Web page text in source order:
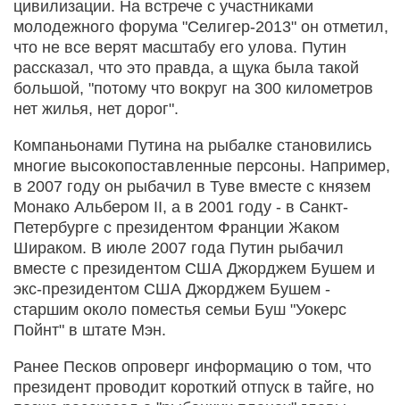
цивилизации. На встрече с участниками
молодежного форума "Селигер-2013" он отметил,
что не все верят масштабу его улова. Путин
рассказал, что это правда, а щука была такой
большой, "потому что вокруг на 300 километров
нет жилья, нет дорог".
Компаньонами Путина на рыбалке становились
многие высокопоставленные персоны. Например,
в 2007 году он рыбачил в Туве вместе с князем
Монако Альбером II, а в 2001 году - в Санкт-
Петербурге с президентом Франции Жаком
Шираком. В июле 2007 года Путин рыбачил
вместе с президентом США Джорджем Бушем и
экс-президентом США Джорджем Бушем -
старшим около поместья семьи Буш "Уокерс
Пойнт" в штате Мэн.
Ранее Песков опроверг информацию о том, что
президент проводит короткий отпуск в тайге, но